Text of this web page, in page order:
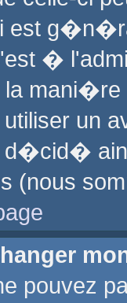
est
�
un
d�cid�
(nous
pouvez